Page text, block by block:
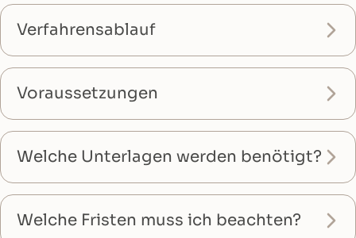
Verfahrensablauf
Voraussetzungen
Welche Unterlagen werden benötigt?
Welche Fristen muss ich beachten?